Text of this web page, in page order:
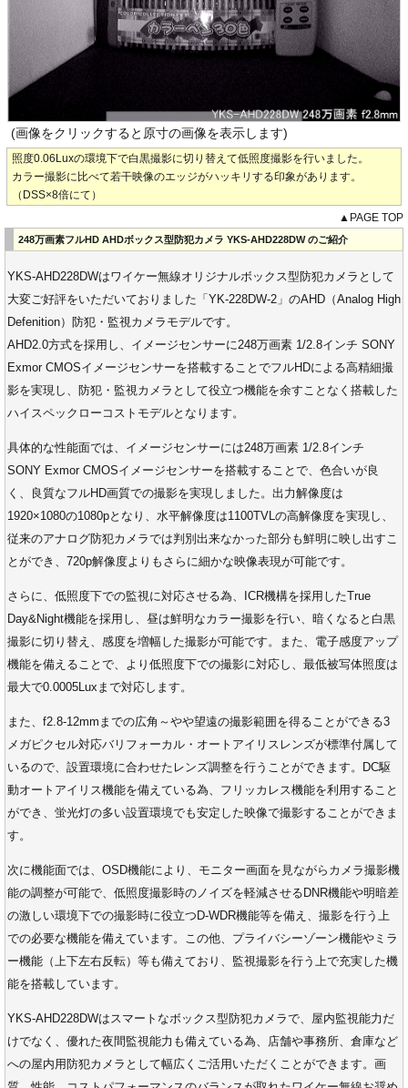
(画像をクリックすると原寸の画像を表示します)
照度0.06Luxの環境下で白黒撮影に切り替えて低照度撮影を行いました。
カラー撮影に比べて若干映像のエッジがハッキリする印象があります。
（DSS×8倍にて）
▲PAGE TOP
248万画素フルHD AHDボックス型防犯カメラ YKS-AHD228DW のご紹介
YKS-AHD228DWはワイケー無線オリジナルボックス型防犯カメラとして
大変ご好評をいただいておりました「YK-228DW-2」のAHD（Analog High
Defenition）防犯・監視カメラモデルです。
AHD2.0方式を採用し、イメージセンサーに248万画素 1/2.8インチ SONY
Exmor CMOSイメージセンサーを搭載することでフルHDによる高精細撮
影を実現し、防犯・監視カメラとして役立つ機能を余すことなく搭載した
ハイスペックローコストモデルとなります。
具体的な性能面では、イメージセンサーには248万画素 1/2.8インチ
SONY Exmor CMOSイメージセンサーを搭載することで、色合いが良
く、良質なフルHD画質での撮影を実現しました。出力解像度は
1920×1080の1080pとなり、水平解像度は1100TVLの高解像度を実現し、
従来のアナログ防犯カメラでは判別出来なかった部分も鮮明に映し出すこ
とができ、720p解像度よりもさらに細かな映像表現が可能です。
さらに、低照度下での監視に対応させる為、ICR機構を採用したTrue
Day&Night機能を採用し、昼は鮮明なカラー撮影を行い、暗くなると白黒
撮影に切り替え、感度を増幅した撮影が可能です。また、電子感度アップ
機能を備えることで、より低照度下での撮影に対応し、最低被写体照度は
最大で0.0005Luxまで対応します。
また、f2.8-12mmまでの広角～やや望遠の撮影範囲を得ることができる3
メガピクセル対応バリフォーカル・オートアイリスレンズが標準付属して
いるので、設置環境に合わせたレンズ調整を行うことができます。DC駆
動オートアイリス機能を備えている為、フリッカレス機能を利用すること
ができ、蛍光灯の多い設置環境でも安定した映像で撮影することができま
す。
次に機能面では、OSD機能により、モニター画面を見ながらカメラ撮影機
能の調整が可能で、低照度撮影時のノイズを軽減させるDNR機能や明暗差
の激しい環境下での撮影時に役立つD-WDR機能等を備え、撮影を行う上
での必要な機能を備えています。この他、プライバシーゾーン機能やミラ
ー機能（上下左右反転）等も備えており、監視撮影を行う上で充実した機
能を搭載しています。
YKS-AHD228DWはスマートなボックス型防犯カメラで、屋内監視能力だ
けでなく、優れた夜間監視能力も備えている為、店舗や事務所、倉庫など
への屋内用防犯カメラとして幅広くご活用いただくことができます。画